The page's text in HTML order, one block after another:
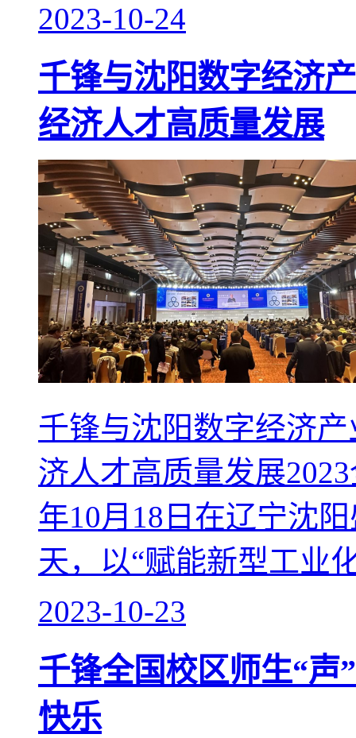
2023-10-24
千锋与沈阳数字经济
经济人才高质量发展
千锋与沈阳数字经济
济人才高质量发展
年10月18日在辽宁沈
天，以“赋能新型工业
2023-10-23
千锋全国校区师生“声
快乐